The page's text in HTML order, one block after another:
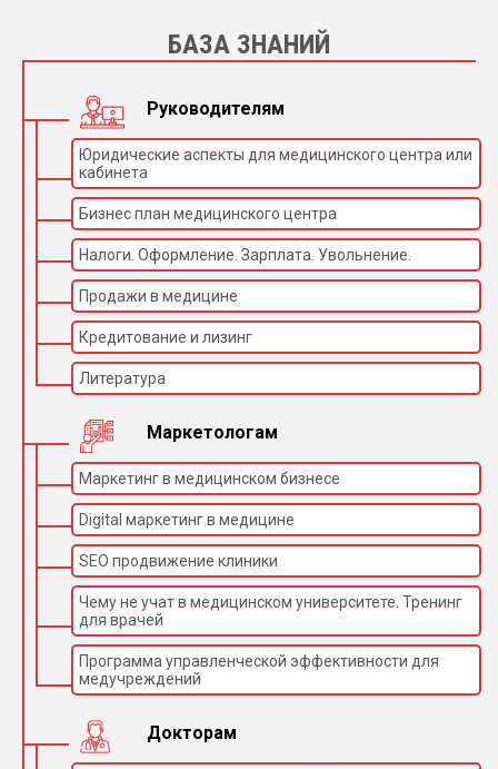
БАЗА ЗНАНИЙ
Руководителям
Юридические аспекты для медицинского центра или
кабинета
Бизнес план медицинского центра
Налоги. Оформление. Зарплата. Увольнение.
Продажи в медицине
Кредитование и лизинг
Литература
Маркетологам
Маркетинг в медицинском бизнесе
Digital маркетинг в медицине
SEO продвижение клиники
Чему не учат в медицинском университете. Тренинг
для врачей
Программа управленческой эффективности для
медучреждений
Докторам